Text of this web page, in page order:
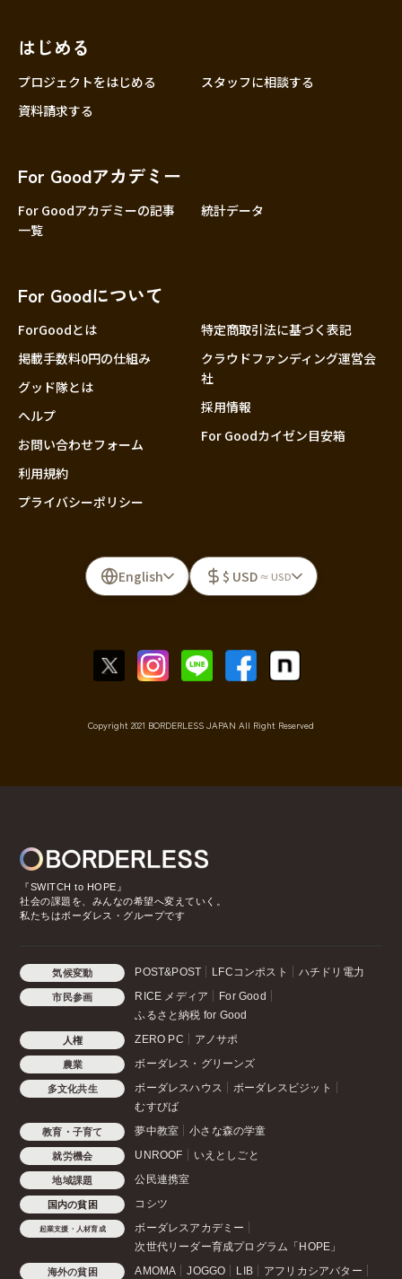
はじめる
プロジェクトをはじめる
スタッフに相談する
資料請求する
For Goodアカデミー
For Goodアカデミーの記事
一覧
統計データ
For Goodについて
ForGoodとは
掲載手数料0円の仕組み
グッド隊とは
ヘルプ
お問い合わせフォーム
利用規約
プライバシーポリシー
特定商取引法に基づく表記
クラウドファンディング運営会
社
採用情報
For Goodカイゼン目安箱
English $ USD ≈ USD
Copyright 2021 BORDERLESS JAPAN All Right Reserved
『SWITCH to HOPE』
社会の課題を、みんなの希望へ変えていく。
私たちはボーダレス・グループです
気候変動 POST&POST LFCコンポスト ハチドリ電力
市民参画 RICE メディア
For Good
ふるさと納税 for Good
人権 ZERO PC アノサポ
農業 ボーダレス・グリーンズ
多文化共生 ボーダレスハウス
ボーダレスビジット
むすびば
教育・子育て 夢中教室 小さな森の学童
就労機会 UNROOF いえとしごと
地域課題 公民連携室
国内の貧困 コシツ
起業支援・人材育成
ボーダレスアカデミー
次世代リーダー育成プログラム「HOPE」
海外の貧困 AMOMA JOGGO LIB アフリカシアバター